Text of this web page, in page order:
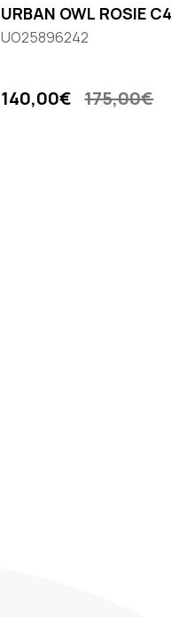
URBAN OWL ROSIE C4
UO25896242
140,00€ 175,00€